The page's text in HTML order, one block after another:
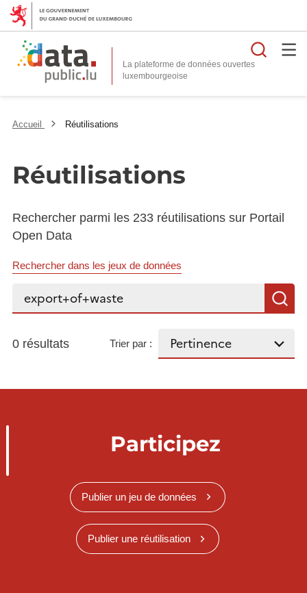
La plateforme de données ouvertes
Accueil Réutilisations
Réutilisations
Rechercher parmi les 233 réutilisations sur Portail
Open Data
Rechercher dans les jeux de données
Rechercher...
0 résultats Trier par :
Participez
Publier un jeu de données
Publier une réutilisation